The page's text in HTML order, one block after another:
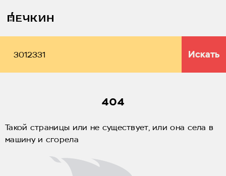
Искать
404
Такой страницы или не существует, или она села в
машину и сгорела